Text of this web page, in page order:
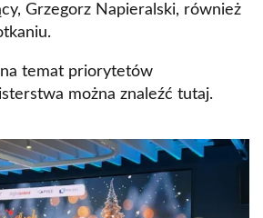
Grzegorz Napieralski, również
temat priorytetów
można znaleźć tutaj.